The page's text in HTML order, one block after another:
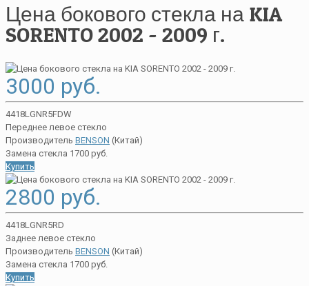
Цена бокового стекла на KIA
SORENTO 2002 - 2009 г.
3000 руб.
4418LGNR5FDW
Переднее левое стекло
Производитель BENSON (Китай)
Замена стекла 1700 руб.
Купить
2800 руб.
4418LGNR5RD
Заднее левое стекло
Производитель BENSON (Китай)
Замена стекла 1700 руб.
Купить